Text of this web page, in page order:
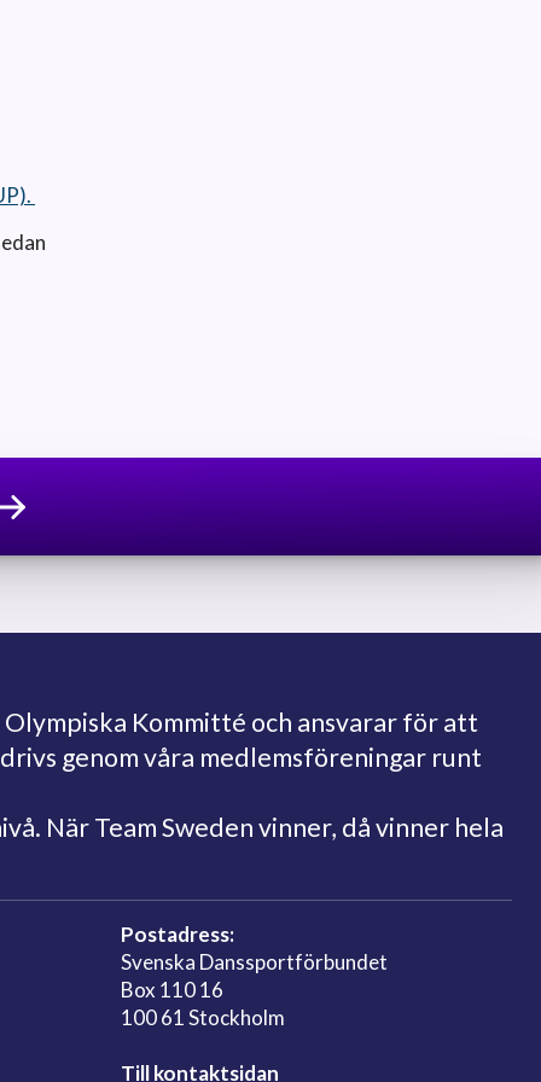
Kommitté och ansvarar för att
genom våra medlemsföreningar runt
När Team Sweden vinner, då vinner hela
Postadress:
Svenska Danssportförbundet
Box 110 16
100 61 Stockholm
Till kontaktsidan